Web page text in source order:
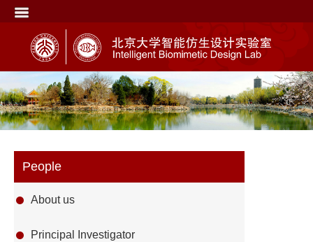
People
About us
Principal Investigator